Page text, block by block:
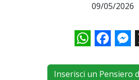
09/05/2026
WhatsAppFacebook
Inserisci un Pensiero